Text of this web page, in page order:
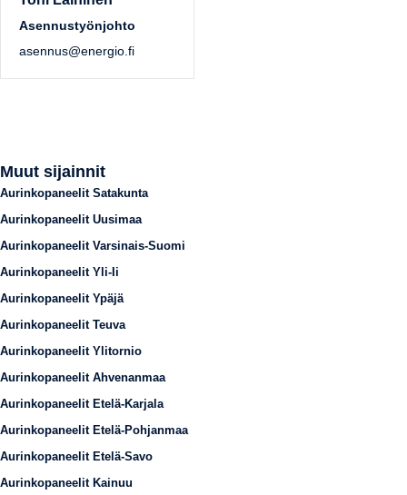
Asennustyönjohto
asennus@energio.fi
Muut sijainnit
Aurinkopaneelit Satakunta
Aurinkopaneelit Uusimaa
Aurinkopaneelit Varsinais-Suomi
Aurinkopaneelit Yli-Ii
Aurinkopaneelit Ypäjä
Aurinkopaneelit Teuva
Aurinkopaneelit Ylitornio
Aurinkopaneelit Ahvenanmaa
Aurinkopaneelit Etelä-Karjala
Aurinkopaneelit Etelä-Pohjanmaa
Aurinkopaneelit Etelä-Savo
Aurinkopaneelit Kainuu